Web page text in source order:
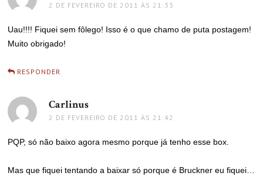
2 DE FEVEREIRO DE 2011 ÀS 21:33
Uau!!!! Fiquei sem fôlego! Isso é o que chamo de puta postagem!
Muito obrigado!
RESPONDER
Carlinus
2 DE FEVEREIRO DE 2011 ÀS 21:42
PQP, só não baixo agora mesmo porque já tenho esse box.
Mas que fiquei tentando a baixar só porque é Bruckner eu fiquei…